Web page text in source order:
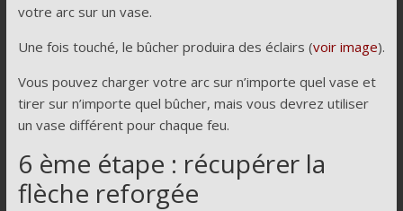
votre arc sur un vase.
Une fois touché, le bûcher produira des éclairs (voir image).
Vous pouvez charger votre arc sur n’importe quel vase et
tirer sur n’importe quel bûcher, mais vous devrez utiliser
un vase différent pour chaque feu.
6 ème étape : récupérer la
flèche reforgée